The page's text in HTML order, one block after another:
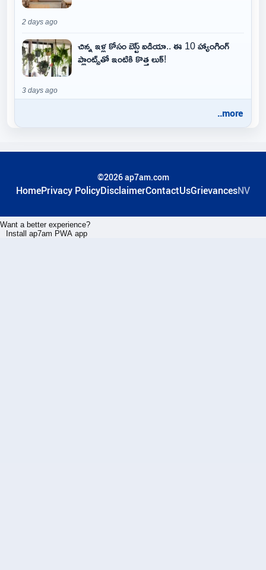
2 days ago
చిన్న ఇళ్ల కోసం బెస్ట్ ఐడియా.. ఈ 10 హ్యాంగింగ్
ప్లాంట్స్‌తో ఇంటికి కొత్త లుక్!
3 days ago
..more
©2026 ap7am.com
HomePrivacy PolicyDisclaimerContactUsGrievancesNV
Want a better experience?
Install ap7am PWA app